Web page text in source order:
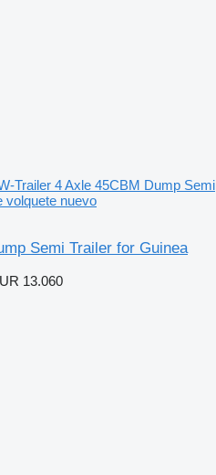
Trailer 4 Axle 45CBM Dump Semi
volquete nuevo
Semi Trailer for Guinea
13.060